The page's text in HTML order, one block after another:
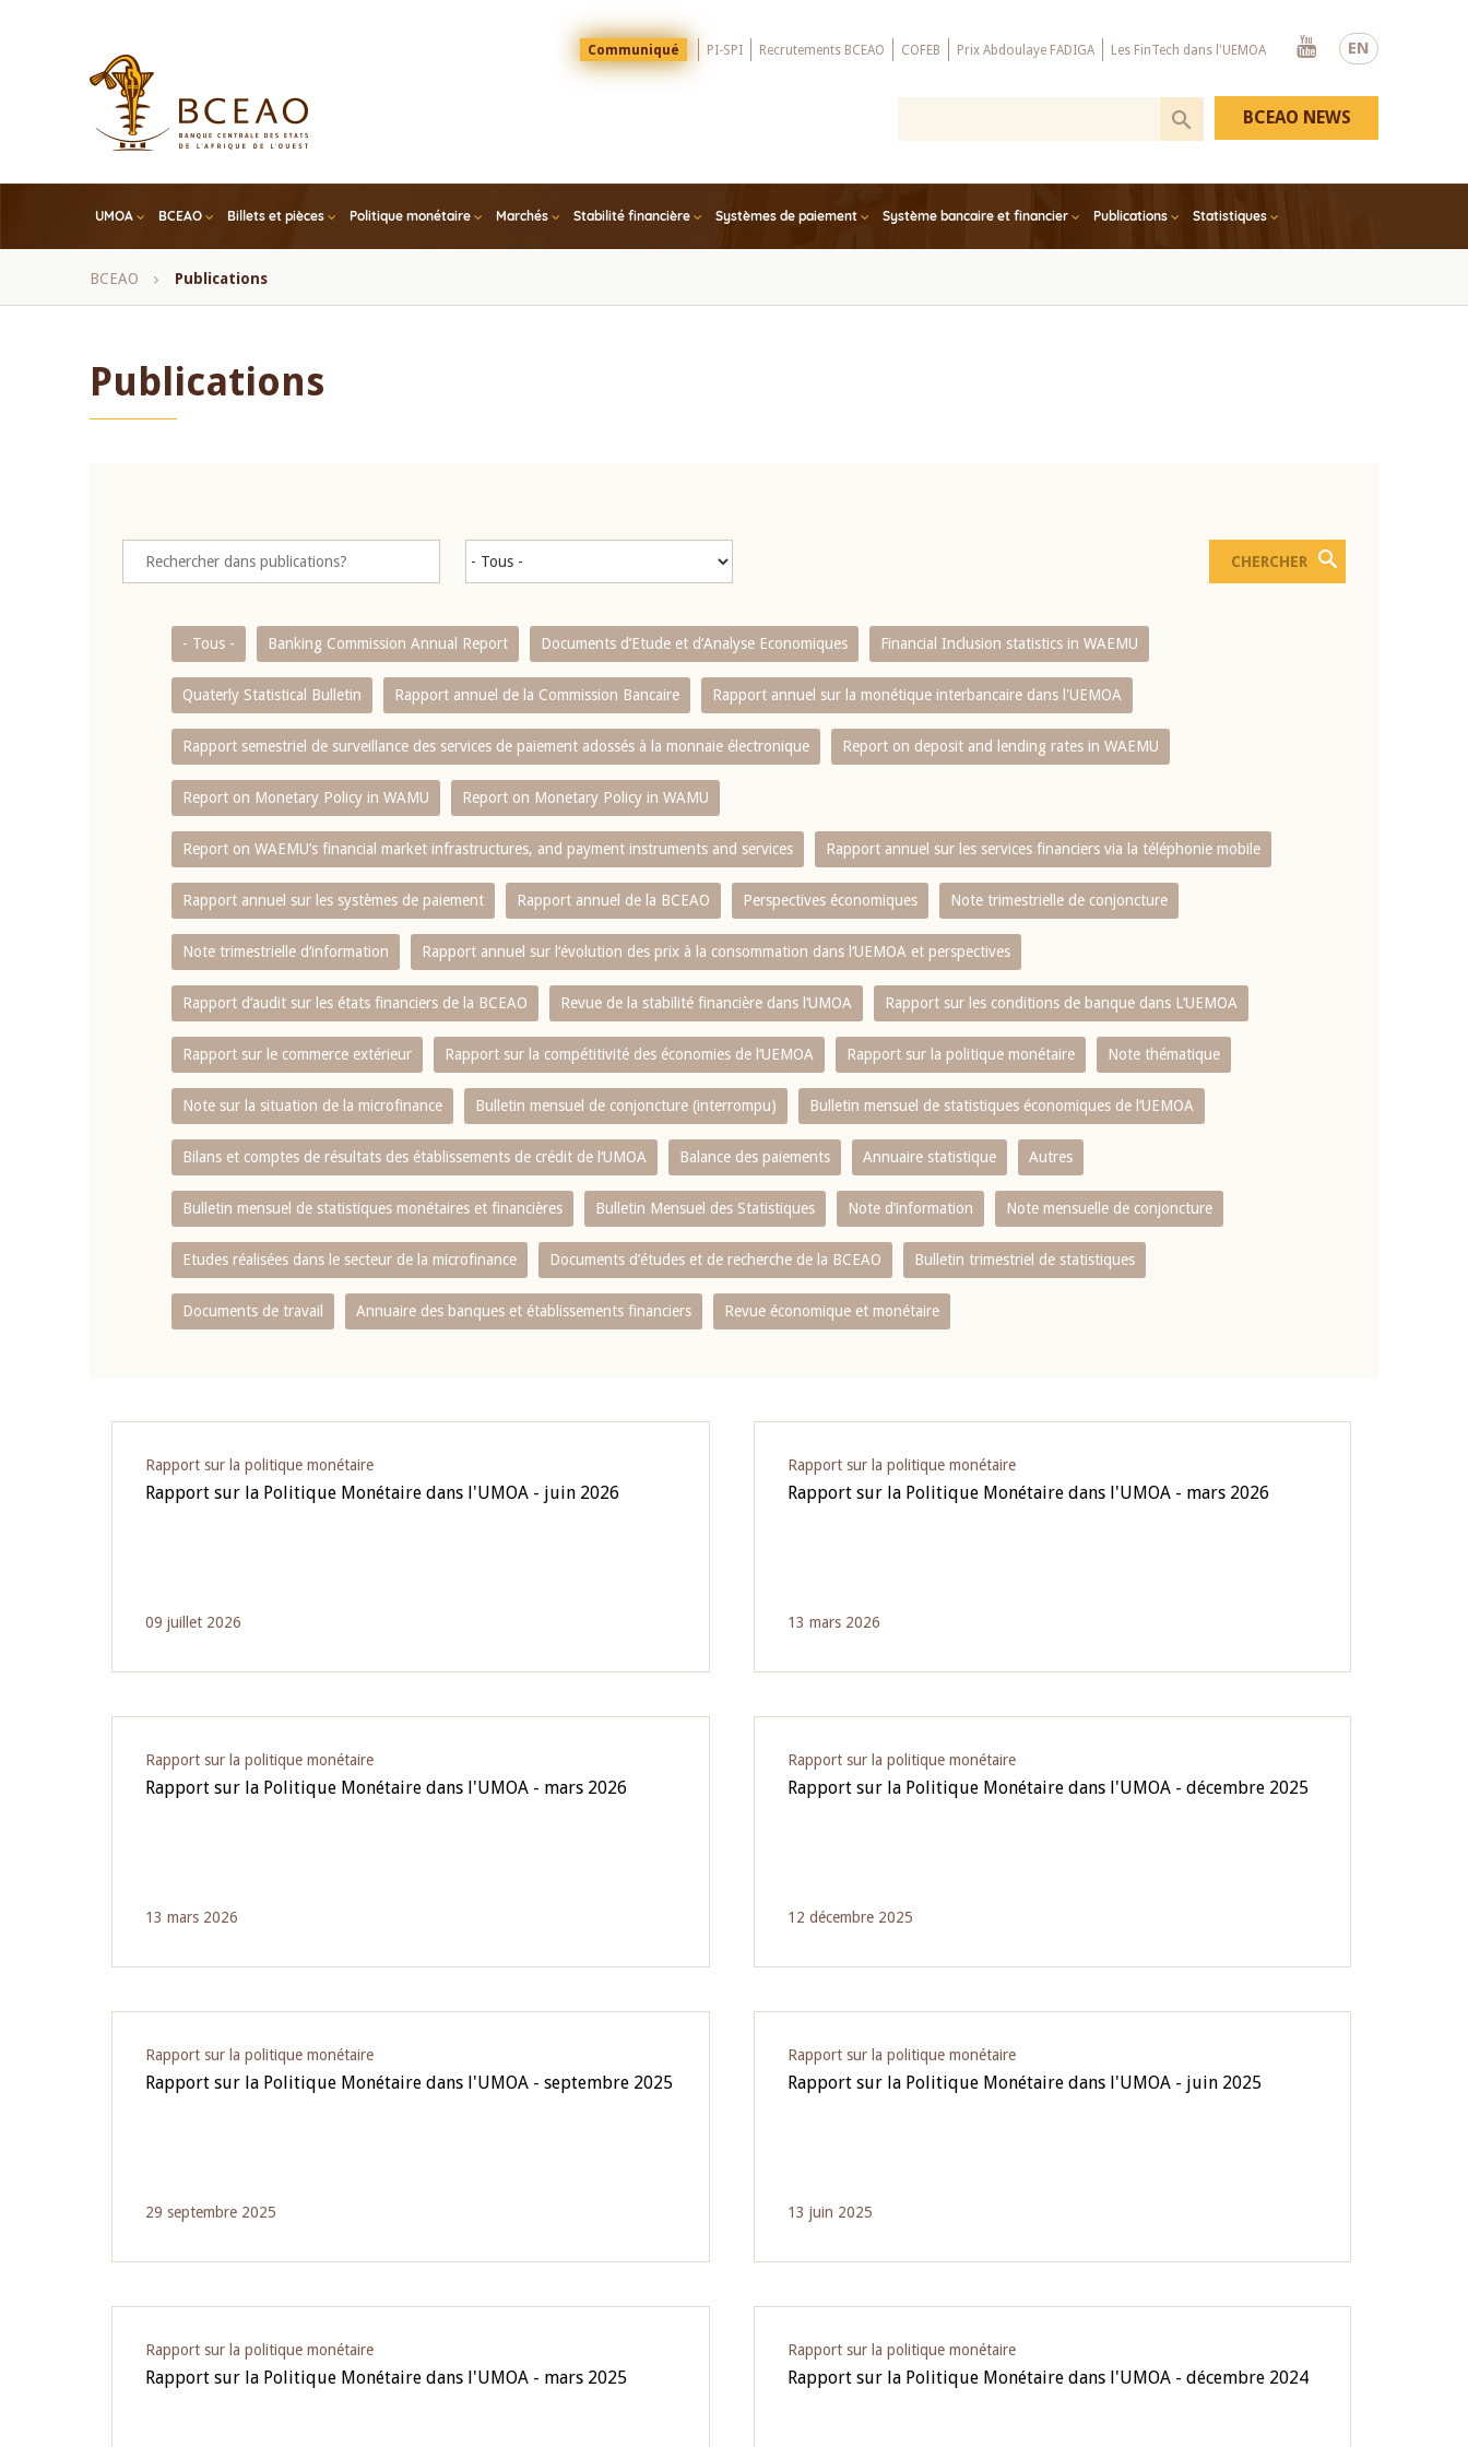
EN
Menu
Top
Communiqué PI-SPI Recrutements BCEAO COFEB Prix Abdoulaye FADIGA Les FinTech dans l'UEMOA
Youtube
UMOA BCEAO Billets et pièces Politique monétaire Marchés Stabilité financière Systèmes de paiement Système bancaire et financier Publications Statistiques
BCEAO NEWS
Fil
BCEAO Publications
Publications
- Tous - Banking Commission Annual Report Documents d’Etude et d’Analyse Economiques Financial Inclusion statistics in WAEMU
Quaterly Statistical Bulletin Rapport annuel de la Commission Bancaire Rapport annuel sur la monétique interbancaire dans l'UEMOA
Rapport semestriel de surveillance des services de paiement adossés à la monnaie électronique Report on deposit and lending rates in WAEMU
Report on Monetary Policy in WAMU Report on Monetary Policy in WAMU
Report on WAEMU’s financial market infrastructures, and payment instruments and services Rapport annuel sur les services financiers via la téléphonie mobile
Rapport annuel sur les systèmes de paiement Rapport annuel de la BCEAO Perspectives économiques Note trimestrielle de conjoncture
Note trimestrielle d‘information Rapport annuel sur l‘évolution des prix à la consommation dans l‘UEMOA et perspectives
Rapport d‘audit sur les états financiers de la BCEAO Revue de la stabilité financière dans l‘UMOA Rapport sur les conditions de banque dans L‘UEMOA
Rapport sur le commerce extérieur Rapport sur la compétitivité des économies de l‘UEMOA Rapport sur la politique monétaire Note thématique
Note sur la situation de la microfinance Bulletin mensuel de conjoncture (interrompu) Bulletin mensuel de statistiques économiques de l‘UEMOA
Bilans et comptes de résultats des établissements de crédit de l‘UMOA Balance des paiements Annuaire statistique Autres
Bulletin mensuel de statistiques monétaires et financières Bulletin Mensuel des Statistiques Note d’information Note mensuelle de conjoncture
Etudes réalisées dans le secteur de la microfinance Documents d’études et de recherche de la BCEAO Bulletin trimestriel de statistiques
Documents de travail Annuaire des banques et établissements financiers Revue économique et monétaire
Rapport sur la politique monétaire
Rapport sur la Politique Monétaire dans l'UMOA - juin 2026
09 juillet 2026
Rapport sur la politique monétaire
Rapport sur la Politique Monétaire dans l'UMOA - mars 2026
13 mars 2026
Rapport sur la politique monétaire
Rapport sur la Politique Monétaire dans l'UMOA - mars 2026
13 mars 2026
Rapport sur la politique monétaire
Rapport sur la Politique Monétaire dans l'UMOA - décembre 2025
12 décembre 2025
Rapport sur la politique monétaire
Rapport sur la Politique Monétaire dans l'UMOA - septembre 2025
29 septembre 2025
Rapport sur la politique monétaire
Rapport sur la Politique Monétaire dans l'UMOA - juin 2025
13 juin 2025
Rapport sur la politique monétaire
Rapport sur la Politique Monétaire dans l'UMOA - mars 2025
Rapport sur la politique monétaire
Rapport sur la Politique Monétaire dans l'UMOA - décembre 2024